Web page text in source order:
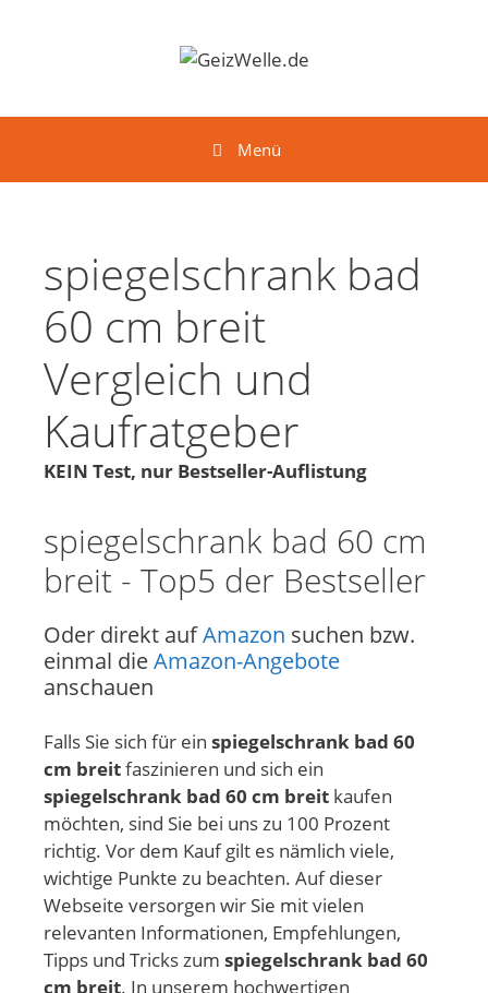
Menü
spiegelschrank bad
60 cm breit
Vergleich und
Kaufratgeber
KEIN Test, nur Bestseller-Auflistung
spiegelschrank bad 60 cm
breit - Top5 der Bestseller
Oder direkt aufAmazon suchen bzw.
einmal dieAmazon-Angebote
anschauen
Falls Sie sich für ein spiegelschrank bad 60
cm breitfaszinieren und sich ein
spiegelschrank bad 60 cm breit kaufen
möchten, sind Sie bei uns zu 100 Prozent
richtig. Vor dem Kauf gilt es nämlich viele,
wichtige Punkte zu beachten. Auf dieser
Webseite versorgen wir Sie mit vielen
relevanten Informationen, Empfehlungen,
Tipps und Tricks zum spiegelschrank bad 60
cm breit. In unserem hochwertigen